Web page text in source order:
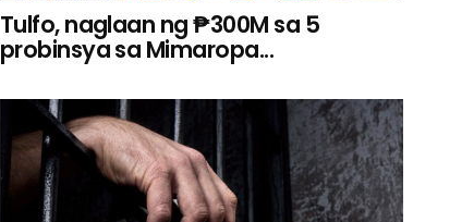
Tulfo, naglaan ng ₱300M sa 5
probinsya sa Mimaropa...